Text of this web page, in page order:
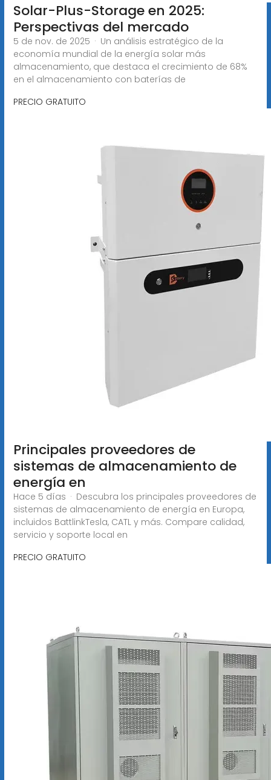
Solar-Plus-Storage en 2025:
Perspectivas del mercado
5 de nov. de 2025 · Un análisis estratégico de la
economía mundial de la energía solar más
almacenamiento, que destaca el crecimiento de 68%
en el almacenamiento con baterías de
PRECIO GRATUITO
Principales proveedores de
sistemas de almacenamiento de
energía en
Hace 5 días · Descubra los principales proveedores de
sistemas de almacenamiento de energía en Europa,
incluidos BattlinkTesla, CATL y más. Compare calidad,
servicio y soporte local en
PRECIO GRATUITO